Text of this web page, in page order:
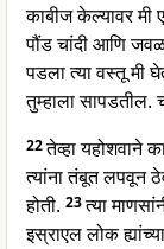
काबीज केल्यावर मी
पौंड चांदी आणि
पडला त्या वस्तू मी
तुम्हाला
22तेव्हा यहोशवाने
त्यांना तंबूत लपवून
होती. 23त्या
इस्राएल लोक